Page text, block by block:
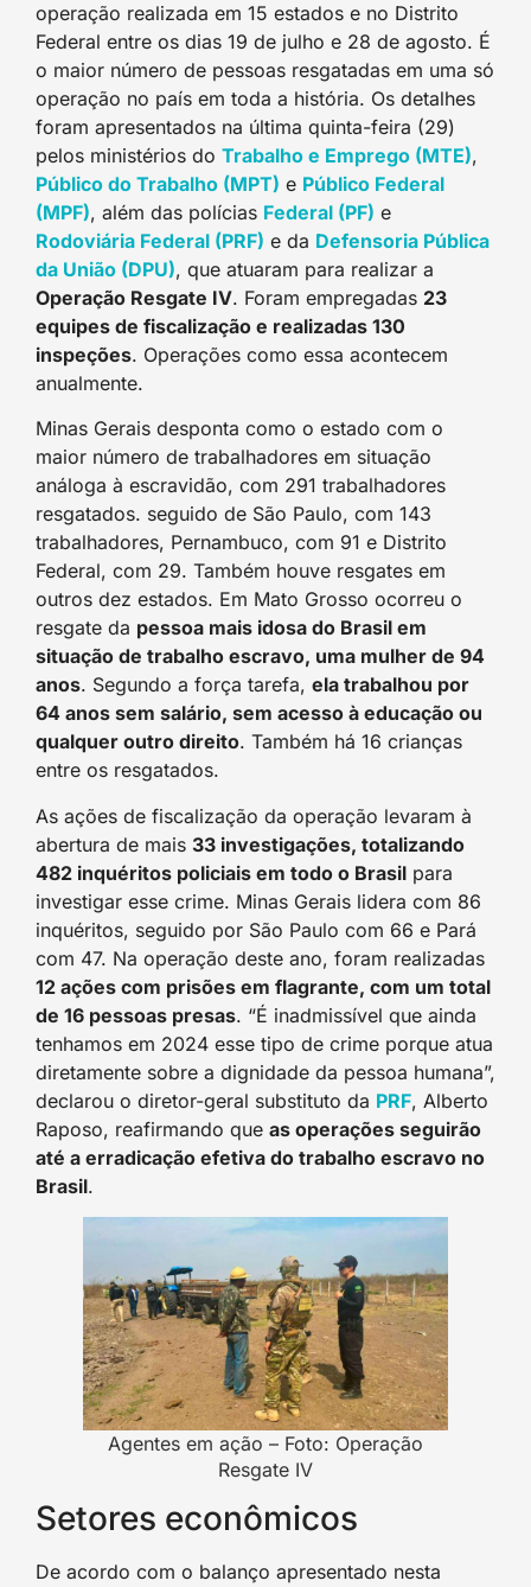
operação realizada em 15 estados e no Distrito
Federal entre os dias 19 de julho e 28 de agosto. É
o maior número de pessoas resgatadas em uma só
operação no país em toda a história. Os detalhes
foram apresentados na última quinta-feira (29)
pelos ministérios do Trabalho e Emprego (MTE),
Público do Trabalho (MPT) e Público Federal
(MPF), além das polícias Federal (PF) e
Rodoviária Federal (PRF) e da Defensoria Pública
da União (DPU), que atuaram para realizar a
Operação Resgate IV. Foram empregadas 23
equipes de fiscalização e realizadas 130
inspeções. Operações como essa acontecem
anualmente.
Minas Gerais desponta como o estado com o
maior número de trabalhadores em situação
análoga à escravidão, com 291 trabalhadores
resgatados. seguido de São Paulo, com 143
trabalhadores, Pernambuco, com 91 e Distrito
Federal, com 29. Também houve resgates em
outros dez estados. Em Mato Grosso ocorreu o
resgate da pessoa mais idosa do Brasil em
situação de trabalho escravo, uma mulher de 94
anos. Segundo a força tarefa, ela trabalhou por
64 anos sem salário, sem acesso à educação ou
qualquer outro direito. Também há 16 crianças
entre os resgatados.
As ações de fiscalização da operação levaram à
abertura de mais 33 investigações, totalizando
482 inquéritos policiais em todo o Brasil para
investigar esse crime. Minas Gerais lidera com 86
inquéritos, seguido por São Paulo com 66 e Pará
com 47. Na operação deste ano, foram realizadas
12 ações com prisões em flagrante, com um total
de 16 pessoas presas. “É inadmissível que ainda
tenhamos em 2024 esse tipo de crime porque atua
diretamente sobre a dignidade da pessoa humana”,
declarou o diretor-geral substituto da PRF, Alberto
Raposo, reafirmando que as operações seguirão
até a erradicação efetiva do trabalho escravo no
Brasil.
Agentes em ação – Foto: Operação
Resgate IV
Setores econômicos
De acordo com o balanço apresentado nesta